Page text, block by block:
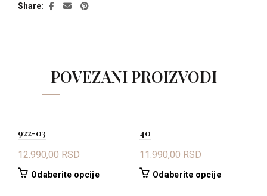
Share
POVEZANI PROIZVODI
922-03
12.990,00 RSD
Odaberite opcijeOvaj
40
11.990,00 RSD
Odaberite opcijeOvaj